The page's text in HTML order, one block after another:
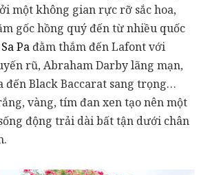
một không gian rực rỡ sắc hoa,
gốc hồng quý đến từ nhiều quốc
Sa Pa đằm thắm đến Lafont với
rũ, Abraham Darby lãng mạn,
đến Black Baccarat sang trọng…
vàng, tím đan xen tạo nên một
động trải dài bất tận dưới chân